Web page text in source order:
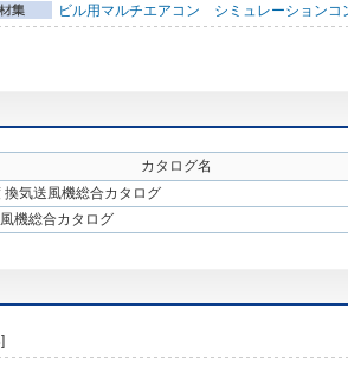
ビル用マルチエアコン シミュレーションコ
カタログ名
気送風機総合カタログ
機総合カタログ